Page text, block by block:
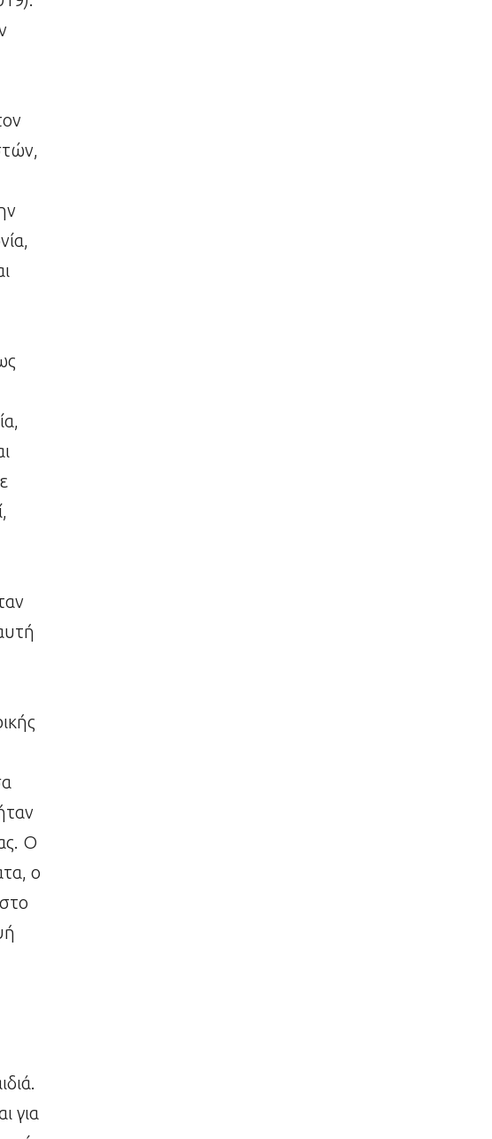
Ο
ο
για